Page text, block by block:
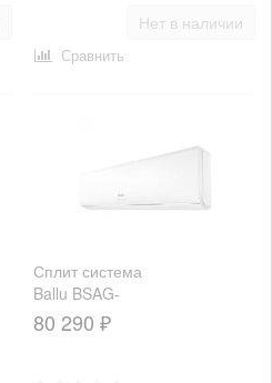
Нет в наличии
Сравнить
Сплит система
Ballu BSAG-
24HN8
80 290 ₽